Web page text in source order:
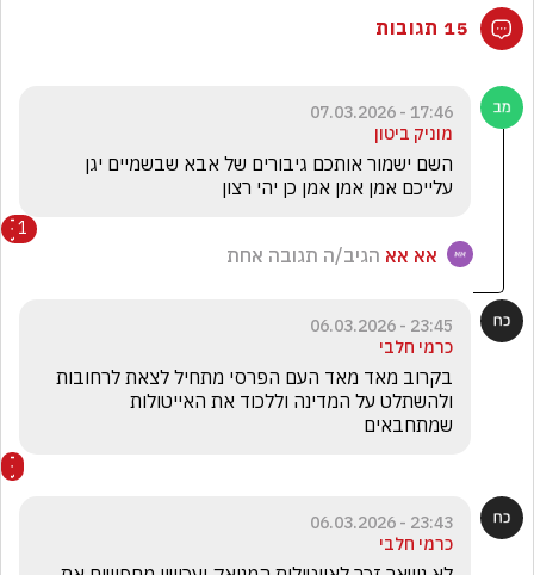
15 תגובות
17:46 - 07.03.2026
מוניק ביטון
עלייכם אמן אמן אמן כן יהי רצון
1
אא אא הגיב/ה תגובה אחת
23:45 - 06.03.2026
כרמי חלבי
שמתחבאים
23:43 - 06.03.2026
כרמי חלבי